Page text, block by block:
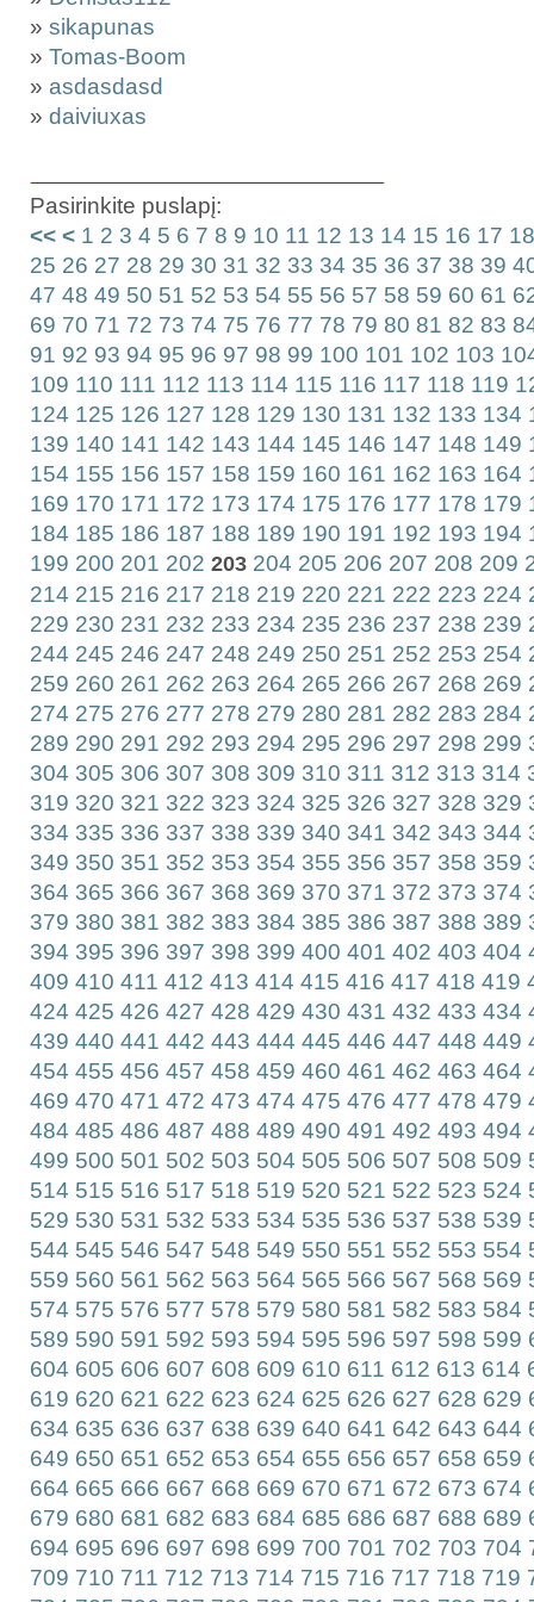
» sikapunas
» Tomas-Boom
» asdasdasd
» daiviuxas
Pasirinkite puslapį:
<< < 1 2 3 4 5 6 7 8 9 10 11 12 13 14 15 16 17 18
25 26 27 28 29 30 31 32 33 34 35 36 37 38 39
47 48 49 50 51 52 53 54 55 56 57 58 59 60 61
69 70 71 72 73 74 75 76 77 78 79 80 81 82 83
91 92 93 94 95 96 97 98 99 100 101 102 103
109 110 111 112 113 114 115 116 117 118 119
124 125 126 127 128 129 130 131 132 133 134
139 140 141 142 143 144 145 146 147 148 149
154 155 156 157 158 159 160 161 162 163 164
169 170 171 172 173 174 175 176 177 178 179
184 185 186 187 188 189 190 191 192 193 194
199 200 201 202 203 204 205 206 207 208 209
214 215 216 217 218 219 220 221 222 223 224
229 230 231 232 233 234 235 236 237 238 239
244 245 246 247 248 249 250 251 252 253 254
259 260 261 262 263 264 265 266 267 268 269
274 275 276 277 278 279 280 281 282 283 284
289 290 291 292 293 294 295 296 297 298 299
304 305 306 307 308 309 310 311 312 313 314
319 320 321 322 323 324 325 326 327 328 329
334 335 336 337 338 339 340 341 342 343 344
349 350 351 352 353 354 355 356 357 358 359
364 365 366 367 368 369 370 371 372 373 374
379 380 381 382 383 384 385 386 387 388 389
394 395 396 397 398 399 400 401 402 403 404
409 410 411 412 413 414 415 416 417 418 419
424 425 426 427 428 429 430 431 432 433 434
439 440 441 442 443 444 445 446 447 448 449
454 455 456 457 458 459 460 461 462 463 464
469 470 471 472 473 474 475 476 477 478 479
484 485 486 487 488 489 490 491 492 493 494
499 500 501 502 503 504 505 506 507 508 509
514 515 516 517 518 519 520 521 522 523 524
529 530 531 532 533 534 535 536 537 538 539
544 545 546 547 548 549 550 551 552 553 554
559 560 561 562 563 564 565 566 567 568 569
574 575 576 577 578 579 580 581 582 583 584
589 590 591 592 593 594 595 596 597 598 599
604 605 606 607 608 609 610 611 612 613 614
619 620 621 622 623 624 625 626 627 628 629
634 635 636 637 638 639 640 641 642 643 644
649 650 651 652 653 654 655 656 657 658 659
664 665 666 667 668 669 670 671 672 673 674
679 680 681 682 683 684 685 686 687 688 689
694 695 696 697 698 699 700 701 702 703 704
709 710 711 712 713 714 715 716 717 718 719